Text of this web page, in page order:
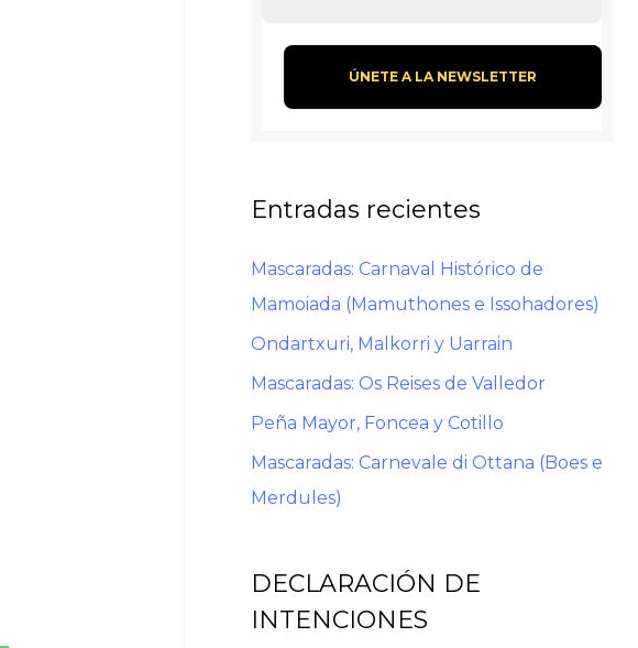
Entradas recientes
Mascaradas: Carnaval Histórico de
Mamoiada (Mamuthones e Issohadores)
Ondartxuri, Malkorri y Uarrain
Mascaradas: Os Reises de Valledor
Peña Mayor, Foncea y Cotillo
Mascaradas: Carnevale di Ottana (Boes e
Merdules)
DECLARACIÓN DE
INTENCIONES